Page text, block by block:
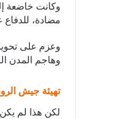
وكانت خاضعة
مضادة، للدفاع
وعزم على
وهاجم المدن
تهيئة جيش
لكن هذا لم